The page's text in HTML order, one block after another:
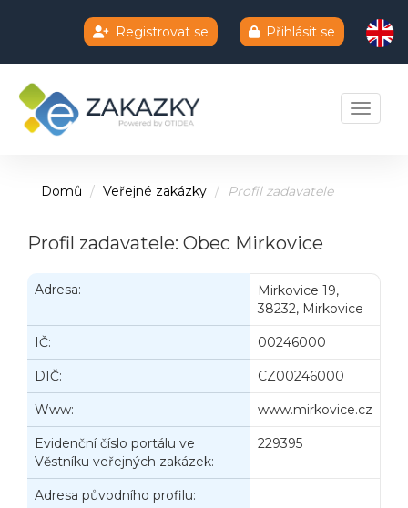
Registrovat se Přihlásit se
Toggle
Domů Veřejné zakázky Profil zadavatele
Profil zadavatele: Obec Mirkovice
Adresa:
Mirkovice 19,
38232, Mirkovice
IČ: 00246000
DIČ: CZ00246000
Www: www.mirkovice.cz
Evidenční číslo portálu ve
Věstníku veřejných zakázek:
229395
Adresa původního profilu:
Chatbot e-zakazky